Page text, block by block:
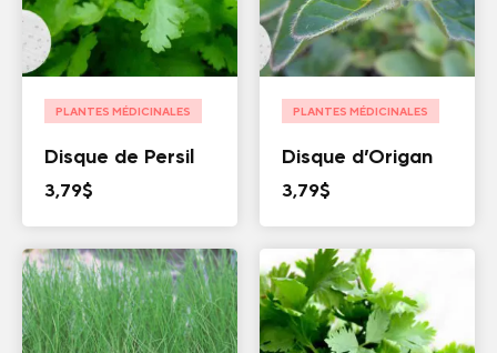
PLANTES MÉDICINALES
Disque de Persil
3,79$
PLANTES MÉDICINALES
Disque d’Origan
3,79$